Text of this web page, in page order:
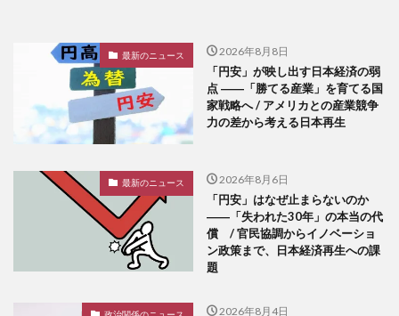
最新のニュース 2026年8月8日
「円安」が映し出す日本経済の弱
点 ――「勝てる産業」を育てる国
家戦略へ / アメリカとの産業競争
力の差から考える日本再生
最新のニュース 2026年8月6日
「円安」はなぜ止まらないのか
――「失われた30年」の本当の代
償 / 官民協調からイノベーショ
ン政策まで、日本経済再生への課
題
2026年8月4日